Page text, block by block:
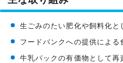
生ごみのたい肥化や飼料化と
フードバンクへの提供による
牛乳パックの有価物として再